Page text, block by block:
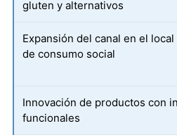
gluten y alternativos
Expansión del canal en el
de consumo social
Innovación de productos con
funcionales